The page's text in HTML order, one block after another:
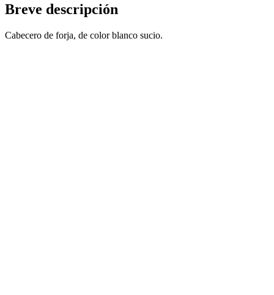
Breve descripción
Cabecero de forja, de color blanco sucio.